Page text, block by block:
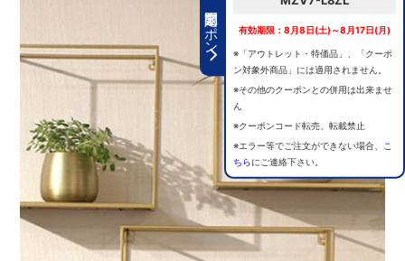
期間限定クーポン 有効期限：8月8日(土)～8月17日(月)
※「アウトレット・特価品」、「クーポ
ン対象外商品」には適用されません。
※その他のクーポンとの併用は出来ませ
ん
※クーポンコード転売、転載禁止
※エラー等でご注文ができない場合、
こ
ちらにご連絡下さい。